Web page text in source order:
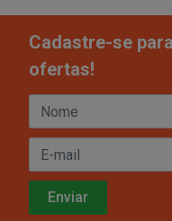
Cadastre-se
ofertas!